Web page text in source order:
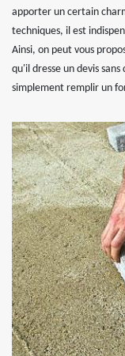
apporter un certain
techniques, il est
Ainsi, on peut vous
qu'il dresse un devis
simplement remplir un